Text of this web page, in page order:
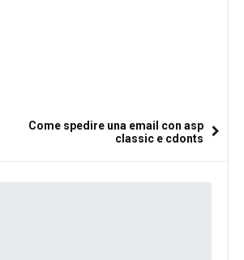
Come spedire una email con asp
classic e cdonts